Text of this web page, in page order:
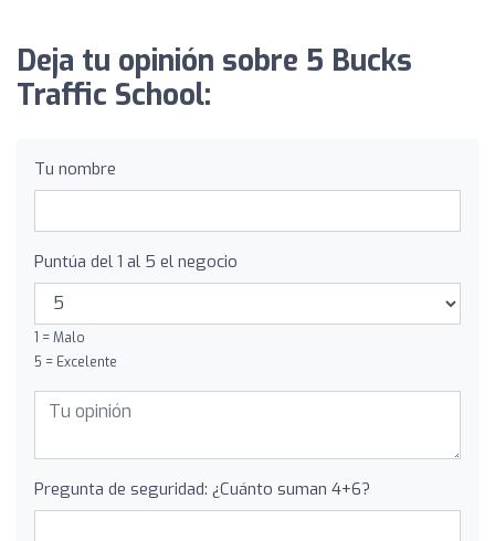
Deja tu opinión sobre 5 Bucks
Traffic School:
Tu nombre
Puntúa del 1 al 5 el negocio
1 = Malo
5 = Excelente
Pregunta de seguridad: ¿Cuánto suman 4+6?